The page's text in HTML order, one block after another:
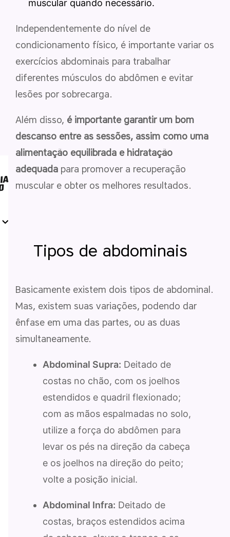
muscular quando necessário.
Independentemente do nível de
condicionamento físico, é importante variar os
exercícios abdominais para trabalhar
diferentes músculos do abdômen e evitar
lesões por sobrecarga.
Além disso, é importante garantir um bom
descanso entre as sessões, assim como uma
alimentação equilibrada e hidratação
adequada para promover a recuperação
muscular e obter os melhores resultados.
Tipos de abdominais
Basicamente existem dois tipos de abdominal.
Mas, existem suas variações, podendo dar
ênfase em uma das partes, ou as duas
simultaneamente.
Abdominal Supra: Deitado de
costas no chão, com os joelhos
estendidos e quadril flexionado;
com as mãos espalmadas no solo,
utilize a força do abdômen para
levar os pés na direção da cabeça
e os joelhos na direção do peito;
volte a posição inicial.
Abdominal Infra: Deitado de
costas, braços estendidos acima